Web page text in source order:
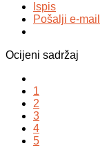
Ispis
Pošalji e-mail
Ocijeni sadržaj
1
2
3
4
5